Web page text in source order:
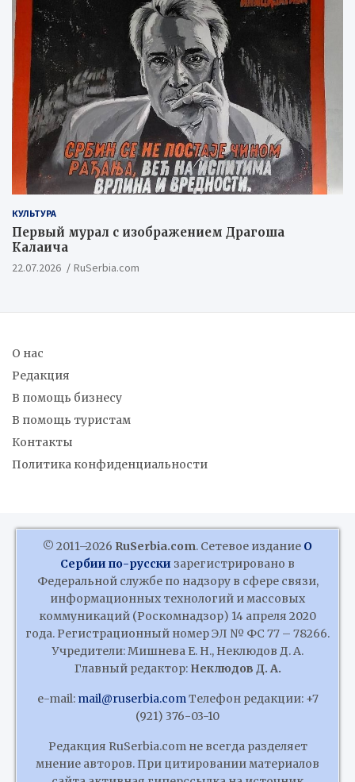
КУЛЬТУРА
Первый мурал с изображением Драгоша
Калаича
22.07.2026 RuSerbia.com
О нас
Редакция
В помощь бизнесу
В помощь туристам
Контакты
Политика конфиденциальности
© 2011–2026 RuSerbia.com. Сетевое издание О
Сербии по-русски зарегистрировано в
Федеральной службе по надзору в сфере связи,
информационных технологий и массовых
коммуникаций (Роскомнадзор) 14 апреля 2020
года. Регистрационный номер ЭЛ № ФС 77 – 78266.
Учредители: Мишнева Е. Н., Неклюдов Д. А.
Главный редактор: Неклюдов Д. А.
e-mail: mail@ruserbia.comТелефон редакции: +7
(921) 376-03-10
Редакция RuSerbia.com не всегда разделяет
мнение авторов. При цитировании материалов